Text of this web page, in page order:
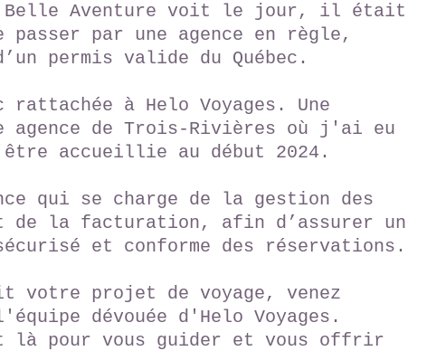
Belle Aventure voit le jour, il était
passer par une agence en règle,
permis valide du Québec.
rattachée à Helo Voyages. Une
agence de Trois-Rivières où j'ai eu
accueillie au début 2024.
qui se charge de la gestion des
de la facturation, afin d’assurer un
et conforme des réservations.
votre projet de voyage, venez
dévouée d'Helo Voyages.
là pour vous guider et vous offrir